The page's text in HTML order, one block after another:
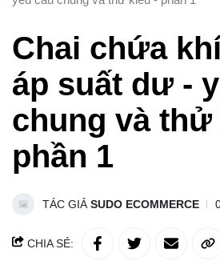
Chai chứa
áp suất dư -
chung và thử
phần 1
TÁC GIẢ SUDO ECOMMERCE
CHIA SẺ: